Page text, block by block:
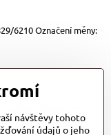
6210 Označení měny:
návštěvy tohoto
údajů o jeho